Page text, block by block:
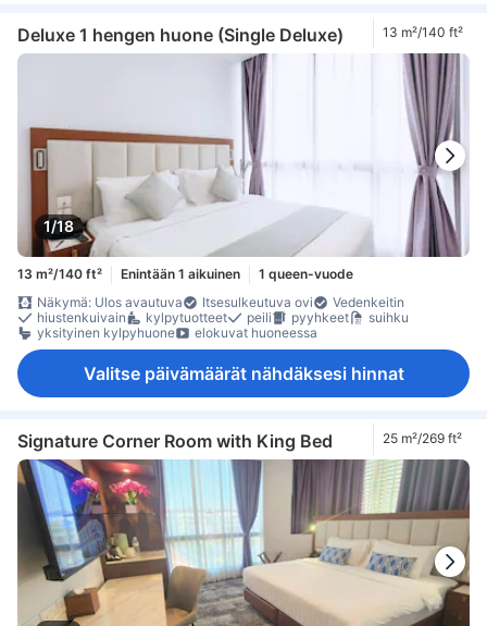
Deluxe 1 hengen huone (Single Deluxe) 13 m²/140 ft²
1/18
13 m²/140 ft² Enintään 1 aikuinen
1 queen-vuode
Näkymä: Ulos avautuva
Itsesulkeutuva ovi
Vedenkeitin
hiustenkuivain
kylpytuotteet peili pyyhkeet
suihku
yksityinen kylpyhuone
elokuvat huoneessa
Valitse päivämäärät nähdäksesi hinnat
Signature Corner Room with King Bed 25 m²/269 ft²